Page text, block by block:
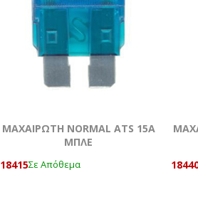
ΜΑΧΑΙΡΩΤΗ NORMAL ATS 15A
ΜΠΛΕ
18415Σε Απόθεμα